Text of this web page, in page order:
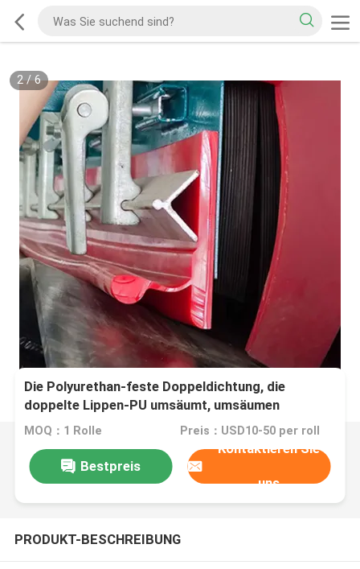
2/6
Die Polyurethan-feste Doppeldichtung, die
doppelte Lippen-PU umsäumt, umsäumen
Gummiförderer
MOQ：1 Rolle Preis：USD10-50 per roll
Bestpreis
Kontaktieren Sie
uns
PRODUKT-BESCHREIBUNG